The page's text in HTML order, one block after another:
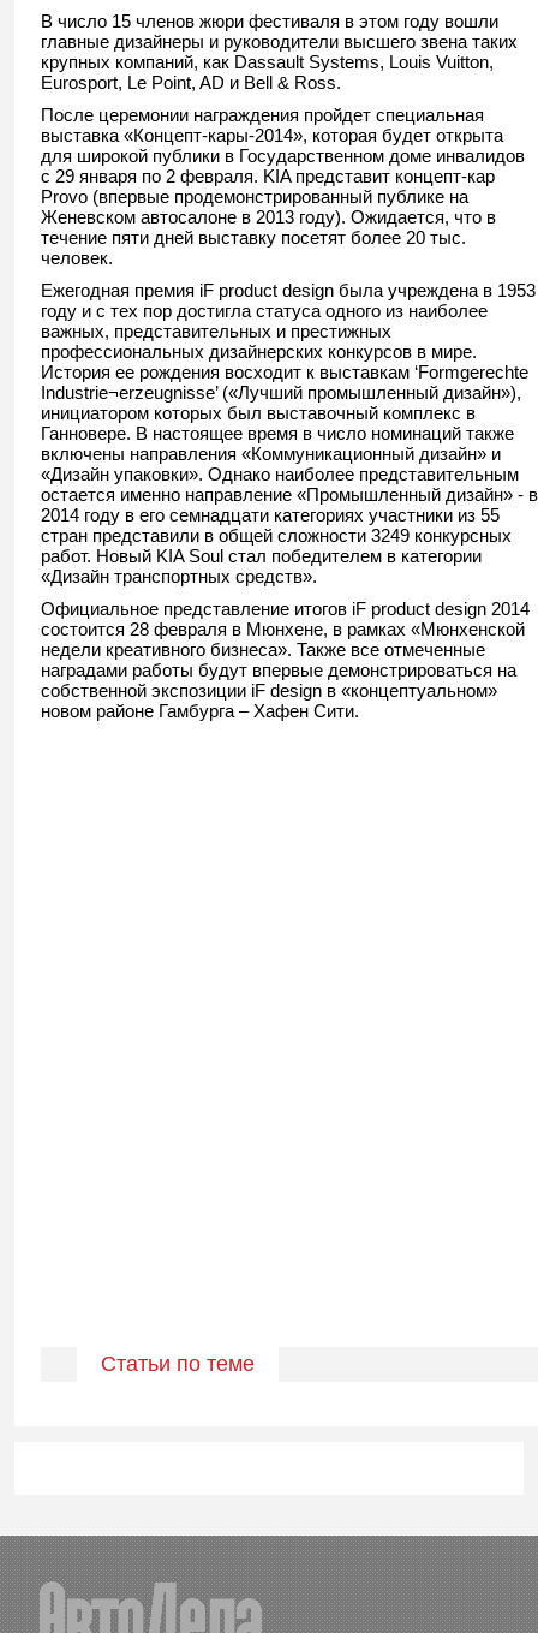
В число 15 членов жюри фестиваля в этом году вошли
главные дизайнеры и руководители высшего звена таких
крупных компаний, как Dassault Systems, Louis Vuitton,
Eurosport, Le Point, AD и Bell & Ross.
После церемонии награждения пройдет специальная
выставка «Концепт-кары-2014», которая будет открыта
для широкой публики в Государственном доме инвалидов
с 29 января по 2 февраля. KIA представит концепт-кар
Provo (впервые продемонстрированный публике на
Женевском автосалоне в 2013 году). Ожидается, что в
течение пяти дней выставку посетят более 20 тыс.
человек.
Ежегодная премия iF product design была учреждена в 1953
году и с тех пор достигла статуса одного из наиболее
важных, представительных и престижных
профессиональных дизайнерских конкурсов в мире.
История ее рождения восходит к выставкам ‘Formgerechte
Industrie¬erzeugnisse’ («Лучший промышленный дизайн»),
инициатором которых был выставочный комплекс в
Ганновере. В настоящее время в число номинаций также
включены направления «Коммуникационный дизайн» и
«Дизайн упаковки». Однако наиболее представительным
остается именно направление «Промышленный дизайн» - в
2014 году в его семнадцати категориях участники из 55
стран представили в общей сложности 3249 конкурсных
работ. Новый KIA Soul стал победителем в категории
«Дизайн транспортных средств».
Официальное представление итогов iF product design 2014
состоится 28 февраля в Мюнхене, в рамках «Мюнхенской
недели креативного бизнеса». Также все отмеченные
наградами работы будут впервые демонстрироваться на
собственной экспозиции iF design в «концептуальном»
новом районе Гамбурга – Хафен Сити.
Статьи по теме